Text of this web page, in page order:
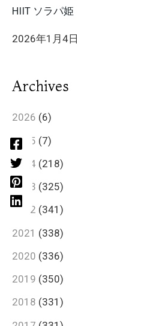
HIIT ソラパ姫
2026年1月4日
Archives
2026 (6)
2025 (7)
2024 (218)
2023 (325)
2022 (341)
2021 (338)
2020 (336)
2019 (350)
2018 (331)